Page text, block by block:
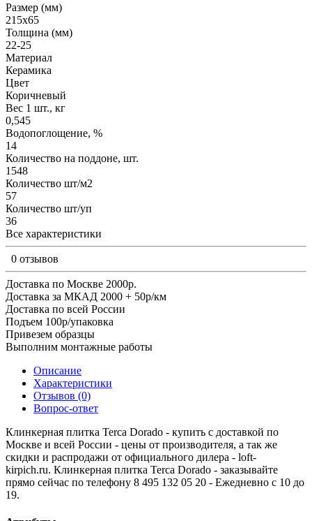
Размер (мм)
215х65
Толщина (мм)
22-25
Материал
Керамика
Цвет
Коричневый
Вес 1 шт., кг
0,545
Водопоглощение, %
14
Количество на поддоне, шт.
1548
Количество шт/м2
57
Количество шт/уп
36
Все характеристики
0 отзывов
Доставка по Москве 2000р.
Доставка за МКАД 2000 + 50р/км
Доставка по всей России
Подъем 100р/упаковка
Привезем образцы
Выполним монтажные работы
Описание
Характеристики
Отзывов (0)
Вопрос-ответ
Клинкерная плитка Terca Dorado - купить с доставкой по
Москве и всей России - цены от производителя, а так же
скидки и распродажи от официального дилера - loft-
kirpich.ru. Клинкерная плитка Terca Dorado - заказывайте
прямо сейчас по телефону 8 495 132 05 20 - Ежедневно с 10 до
19.